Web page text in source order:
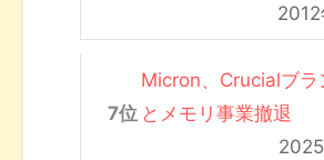
Micron、Crucialブラ
とメモリ事業撤退